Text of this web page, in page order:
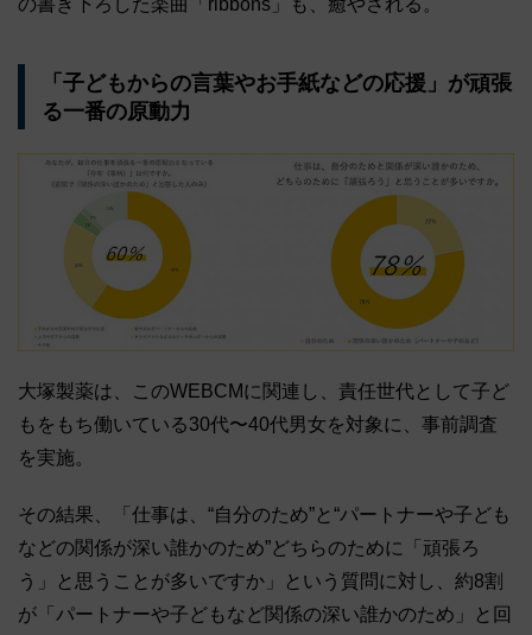
の書き下ろした楽曲「ribbons」も、癒やされる。
「子どもからの言葉やお手紙などの応援」が頑張
る一番の原動力
大塚製薬は、このWEBCMに関連し、責任世代として子ど
もをもち働いている30代〜40代男女を対象に、事前調査
を実施。
その結果、「仕事は、“自分のため”と“パートナーや子ども
などの関係が深い誰かのため”どちらのために「頑張ろ
う」と思うことが多いですか」という質問に対し、約8割
が「パートナーや子どもなど関係の深い誰かのため」と回